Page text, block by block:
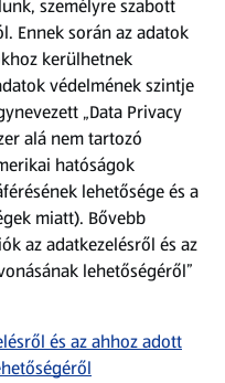
applikációt!
személyre szabott
Ennek során az adatok
kerülhetnek
védelmének szintje
„Data Privacy
alá nem tartozó
hatóságok
lehetősége és a
miatt). Bővebb
az adatkezelésről és az
lehetőségéről”
és az ahhoz adott